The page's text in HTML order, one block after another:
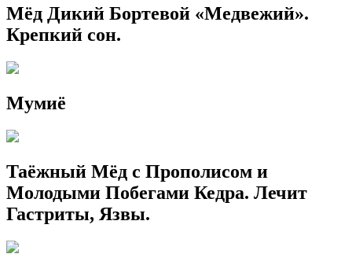
Мёд Дикий Бортевой «Медвежий».
Крепкий сон.
Мумиё
Таёжный Мёд с Прополисом и
Молодыми Побегами Кедра. Лечит
Гастриты, Язвы.